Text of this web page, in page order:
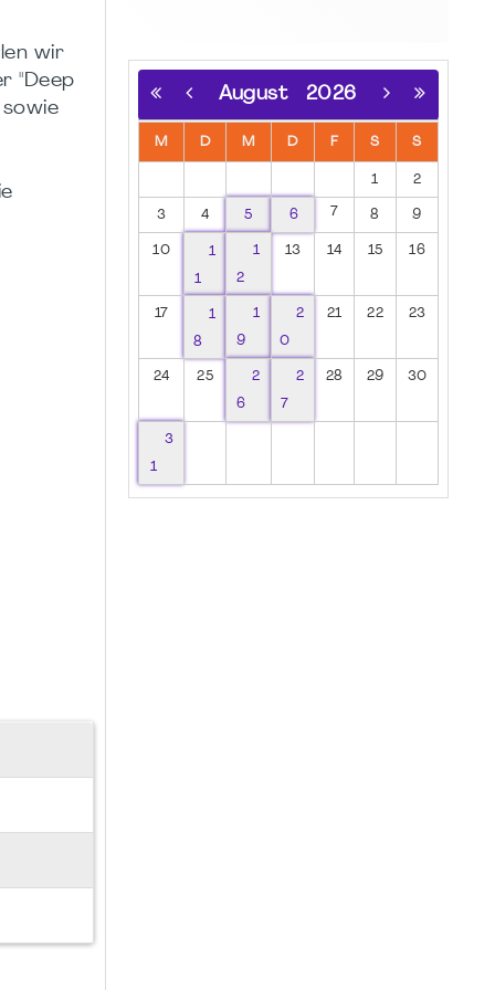
wir
"Deep
August 2026
M D M D F S S
1 2
3 4 5 6 7 8 9
10
1
1
1
2
13 14 15 16
17
1
8
1
9
2
0
21 22 23
24 25
2
6
2
7
28 29 30
3
1